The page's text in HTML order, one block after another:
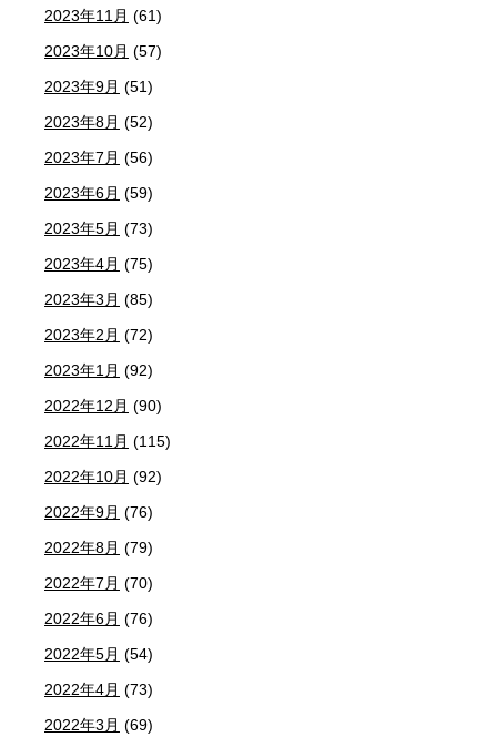
2023年11月 (61)
2023年10月 (57)
2023年9月 (51)
2023年8月 (52)
2023年7月 (56)
2023年6月 (59)
2023年5月 (73)
2023年4月 (75)
2023年3月 (85)
2023年2月 (72)
2023年1月 (92)
2022年12月 (90)
2022年11月 (115)
2022年10月 (92)
2022年9月 (76)
2022年8月 (79)
2022年7月 (70)
2022年6月 (76)
2022年5月 (54)
2022年4月 (73)
2022年3月 (69)